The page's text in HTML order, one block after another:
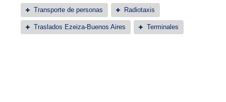
Transporte de personas Radiotaxis
Traslados Ezeiza-Buenos Aires Terminales